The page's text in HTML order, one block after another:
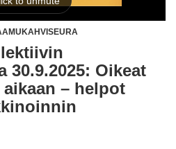
30.9.2025: Oikeat
– helpot